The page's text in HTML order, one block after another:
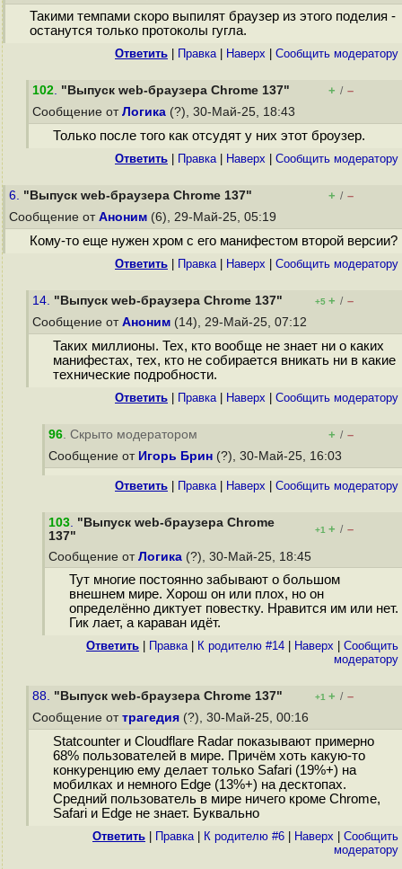
Такими темпами скоро выпилят браузер из этого поделия -
останутся только протоколы гугла.
Ответить Правка| Наверх Cообщить модератору
102. "Выпуск web-браузера Chrome 137" + / –
Сообщение от Логика (?), 30-Май-25, 18:43
Только после того как отсудят у них этот броузер.
Ответить Правка| Наверх Cообщить модератору
6. "Выпуск web-браузера Chrome 137" + / –
Сообщение от Аноним (6), 29-Май-25, 05:19
Кому-то еще нужен хром с его манифестом второй версии?
Ответить Правка| Наверх Cообщить модератору
14. "Выпуск web-браузера Chrome 137" +5 + / –
Сообщение от Аноним (14), 29-Май-25, 07:12
Таких миллионы. Тех, кто вообще не знает ни о каких
манифестах, тех, кто не собирается вникать ни в какие
технические подробности.
Ответить Правка| Наверх Cообщить модератору
96. Скрыто модератором + / –
Сообщение от Игорь Брин (?), 30-Май-25, 16:03
Ответить Правка| Наверх Cообщить модератору
103. "Выпуск web-браузера Chrome
137"
+1 + / –
Сообщение от Логика (?), 30-Май-25, 18:45
Тут многие постоянно забывают о большом
внешнем мире. Хорош он или плох, но он
определённо диктует повестку. Нравится им или нет.
Гик лает, а караван идёт.
Ответить Правка| К родителю #14 Наверх
Cообщить
модератору
88. "Выпуск web-браузера Chrome 137" +1 + / –
Сообщение от трагедия (?), 30-Май-25, 00:16
Statcounter и Cloudflare Radar показывают примерно
68% пользователей в мире. Причём хоть какую-то
конкуренцию ему делает только Safari (19%+) на
мобилках и немного Edge (13%+) на десктопах.
Средний пользователь в мире ничего кроме Chrome,
Safari и Edge не знает. Буквально
Ответить Правка| К родителю #6 Наверх
Cообщить
модератору